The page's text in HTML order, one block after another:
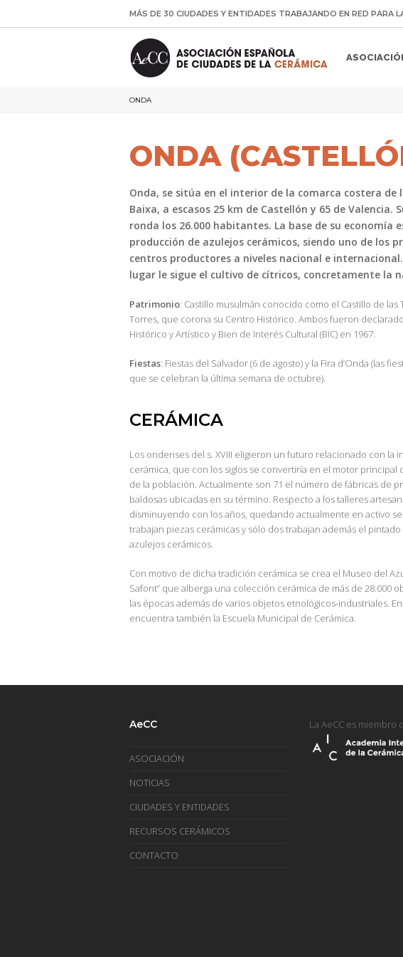
MÁS DE 30 CIUDADES Y ENTIDADES TRABAJANDO EN RED PARA
ONDA
ONDA
Onda, se sitúa en el interior de la comarca costera de
Baixa, a escasos 25 km de Castellón y 65 de Valencia.
ronda los 26.000 habitantes. La base de su economía
producción de azulejos cerámicos, siendo uno de los
centros productores a niveles nacional e
lugar le sigue el cultivo de cítricos, concretamente la
Patrimonio: Castillo musulmán conocido como el Castillo de las
Torres, que corona su Centro Histórico. Ambos fueron
Histórico y Artístico y Bien de Interés Cultural (BIC) en 1967.
Fiestas: Fiestas del Salvador (6 de agosto) y la Fira d’Onda (las
que se celebran la última semana de octubre).
CERÁMICA
Los ondenses del s. XVIII eligieron un futuro relacionado con la
cerámica, que con los siglos se convertiría en el motor principal
de la población. Actualmente son 71 el número de fábricas de
baldosas ubicadas en su término. Respecto a los talleres
disminuyendo con los años, quedando actualmente en activo
trabajan piezas cerámicas y sólo dos trabajan además el
azulejos cerámicos.
Con motivo de dicha tradición cerámica se crea el Museo del
Safont” que alberga una colección cerámica de más de 28.000
las épocas además de varios objetos etnológicos-industriales.
encuentra también la Escuela Municipal de Cerámica.
AeCC
ASOCIACIÓN
NOTICIAS
CIUDADES Y ENTIDADES
RECURSOS CERÁMICOS
CONTACTO
La AeCC es miembro